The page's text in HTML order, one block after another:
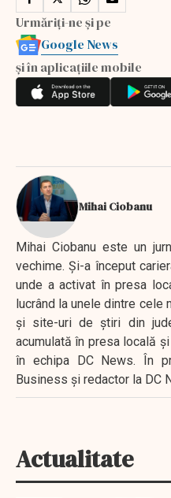
Urmăriți-ne și pe
Google News
și în aplicațiile mobile
Mihai Ciobanu
Mihai Ciobanu este un
vechime. Şi-a început
unde a activat în presa
lucrând la unele dintre cele
şi site-uri de ştiri din
acumulată în presa locală
în echipa DC News. În
Business şi redactor la DC
Actualitate